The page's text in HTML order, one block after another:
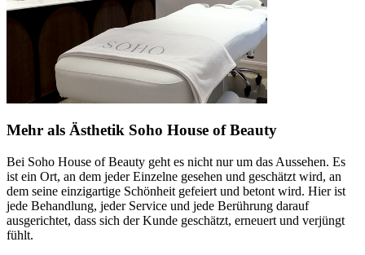
Mehr als Ästhetik Soho House of Beauty
Bei Soho House of Beauty geht es nicht nur um das Aussehen. Es
ist ein Ort, an dem jeder Einzelne gesehen und geschätzt wird, an
dem seine einzigartige Schönheit gefeiert und betont wird. Hier ist
jede Behandlung, jeder Service und jede Berührung darauf
ausgerichtet, dass sich der Kunde geschätzt, erneuert und verjüngt
fühlt.